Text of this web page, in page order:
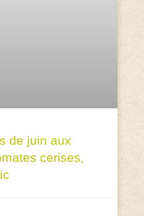
de juin aux
cerises,